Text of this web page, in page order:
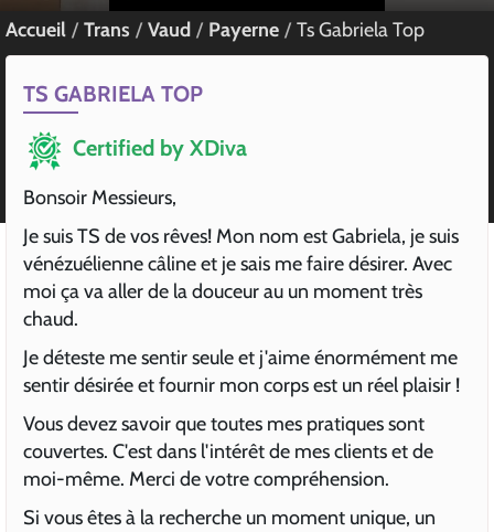
Accueil Trans Vaud Payerne Ts Gabriela Top
TS GABRIELA TOP
Certified by XDiva
Bonsoir Messieurs,
Je suis TS de vos rêves! Mon nom est Gabriela, je suis
vénézuélienne câline et je sais me faire désirer. Avec
moi ça va aller de la douceur au un moment très
chaud.
Je déteste me sentir seule et j'aime énormément me
sentir désirée et fournir mon corps est un réel plaisir !
Vous devez savoir que toutes mes pratiques sont
couvertes. C'est dans l'intérêt de mes clients et de
moi-même. Merci de votre compréhension.
Si vous êtes à la recherche un moment unique, un